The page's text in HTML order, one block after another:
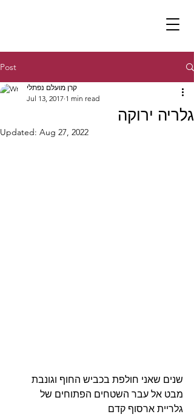
Post
גלריה ירוקה
קרן מועלם נפתלי
Jul 13, 2017 1 min read
Updated: Aug 27, 2022
שנים שאני חולפת בכביש החוף וגונבת
מבט אל עבר השטחים הפתוחים של
גלריית ארסוף קדם